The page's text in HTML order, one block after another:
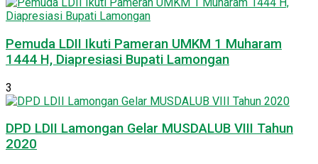
Pemuda LDII Ikuti Pameran UMKM 1 Muharam
1444 H, Diapresiasi Bupati Lamongan
3
DPD LDII Lamongan Gelar MUSDALUB VIII Tahun
2020